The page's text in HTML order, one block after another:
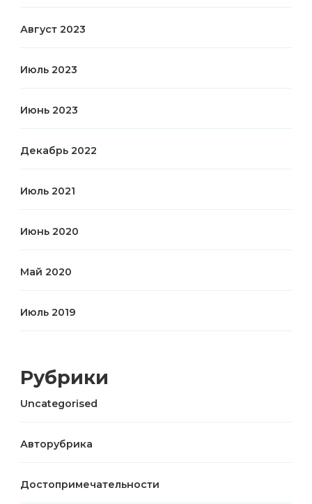
Август 2023
Июль 2023
Июнь 2023
Декабрь 2022
Июль 2021
Июнь 2020
Май 2020
Июль 2019
Рубрики
Uncategorised
Авторубрика
Достопримечательности